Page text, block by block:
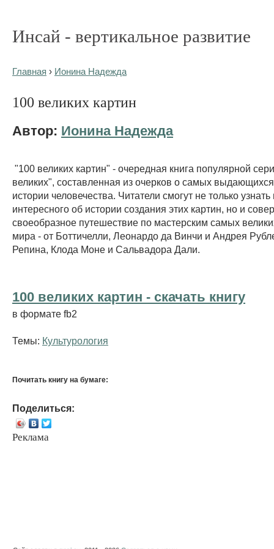
Инсай - вертикальное развитие
Главная › Ионина Надежда
100 великих картин
Автор: Ионина Надежда
"100 великих картин" - очередная книга популярной
великих", составленная из очерков о самых
истории человечества. Читатели смогут не только
интересного об истории создания этих картин, но и
своеобразное путешествие по мастерским самых
мира - от Боттичелли, Леонардо да Винчи и Андрея
Репина, Клода Моне и Сальвадора Дали.
100 великих картин - cкачать книгу
в формате fb2
Темы: Культурология
Почитать книгу на бумаге:
Поделиться:
Реклама